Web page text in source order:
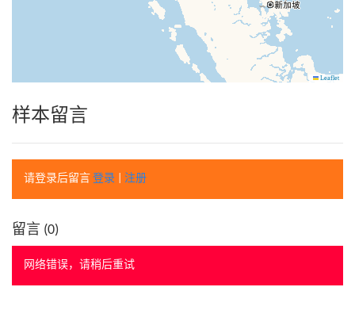
Leaflet
样本留言
请登录后留言 登录 注册
留言 (0)
网络错误，请稍后重试